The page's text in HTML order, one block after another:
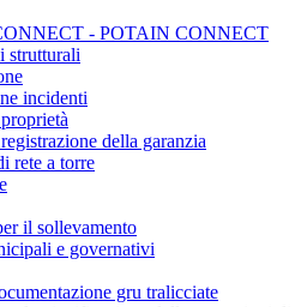
- POTAIN CONNECT
strutturali
incidenti
della garanzia
rete a torre
il sollevamento
e governativi
gru tralicciate